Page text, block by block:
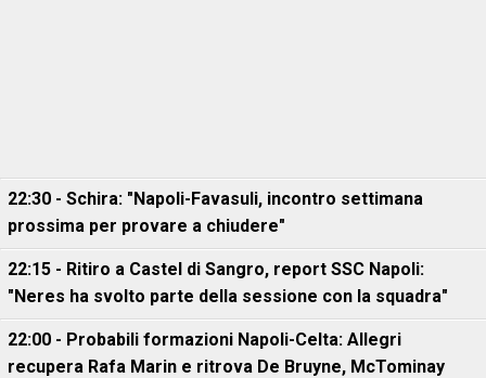
22:30 - Schira: "Napoli-Favasuli, incontro settimana
prossima per provare a chiudere"
22:15 - Ritiro a Castel di Sangro, report SSC Napoli:
"Neres ha svolto parte della sessione con la squadra"
22:00 - Probabili formazioni Napoli-Celta: Allegri
recupera Rafa Marin e ritrova De Bruyne, McTominay